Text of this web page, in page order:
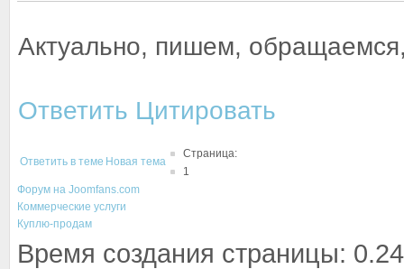
Актуально, пишем,
Ответить Цитировать
Ответить в теме Новая тема
Страница:
1
Форум на Joomfans.com
Коммерческие услуги
Куплю-продам
Время создания страницы: